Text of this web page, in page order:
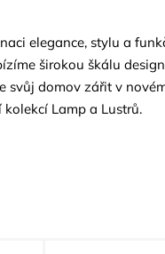
elegance, stylu a
širokou škálu
domov zářit v
Lamp a Lustrů.